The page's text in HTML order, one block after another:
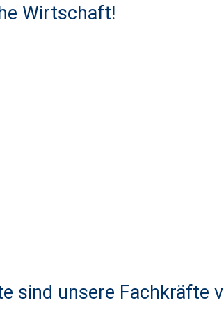
Wirtschaft!
sind unsere Fachkräfte